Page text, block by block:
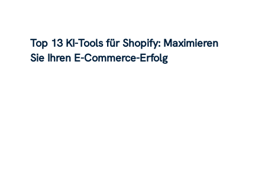
Top 13 KI-Tools für Shopify: Maximieren
Sie Ihren E-Commerce-Erfolg